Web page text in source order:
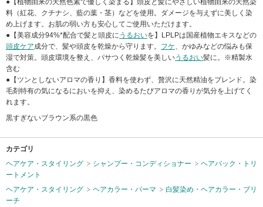
●【植物由来の天然色素で優しく染まる】頭皮と髪にやさしい植物由来の天然染
料（紅花、クチナシ、藍の葉・茎）などを使用。ダメージを与えずに美しく染
め上げます。お肌の弱い方も安心してご使用いただけます。
●【美容成分94%*配合で髪と頭皮に うるおいを】LPLPは国産植物エキスなどの
頭皮ケア成分で、髪や頭皮を乾燥から守ります。 フケ、かゆみなどの悩みも保
湿で対策。頭皮環境を整え、パサつく乾燥髪を美しいうるおい髪に。※精製水
含む
●【ツンとしないアロマの香り】香料を使わず、贅沢に天然精油をブレンド。染
毛剤特有の気になるにおいを抑え、染めるたびアロマの香りが気分を上げてく
れます。
黒すぎないブラウン系の黒色
カテゴリ
ヘアケア・スタイリング
シャンプー・コンディショナー
ヘアパック・トリ
ートメント
ヘアケア・スタイリング
ヘアカラー・パーマ
白髪染め・ヘアカラー・ブリ
ーチ